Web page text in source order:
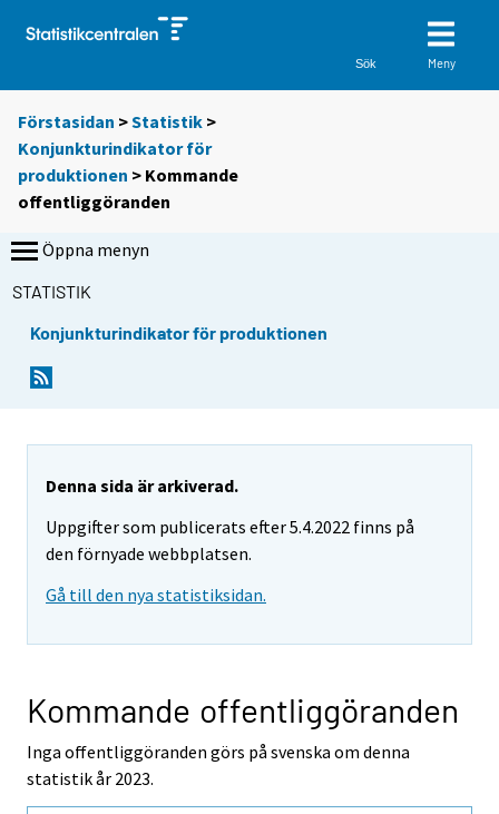
Sök Meny
Förstasidan >Statistik >
Konjunkturindikator för
produktionen > Kommande
offentliggöranden
Öppna menyn
STATISTIK
Konjunkturindikator för produktionen
Denna sida är arkiverad.
Uppgifter som publicerats efter 5.4.2022 finns på
den förnyade webbplatsen.
Gå till den nya statistiksidan.
Kommande offentliggöranden
Inga offentliggöranden görs på svenska om denna
statistik år 2023.